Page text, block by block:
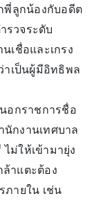
พี่ลูกน้องกับอดีต
รวจระดับ
เชื่อและเกรง
าเป็นผู้มีอิทธิพล
อกราชการชื่อ
นักงานเทศบาล
ม่ให้เข้ามายุ่ง
ล้าแตะต้อง
ภายใน เช่น